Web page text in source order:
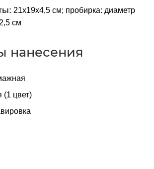
21х19х4,5 см; пробирка: диаметр
см
нанесения
(1 цвет)